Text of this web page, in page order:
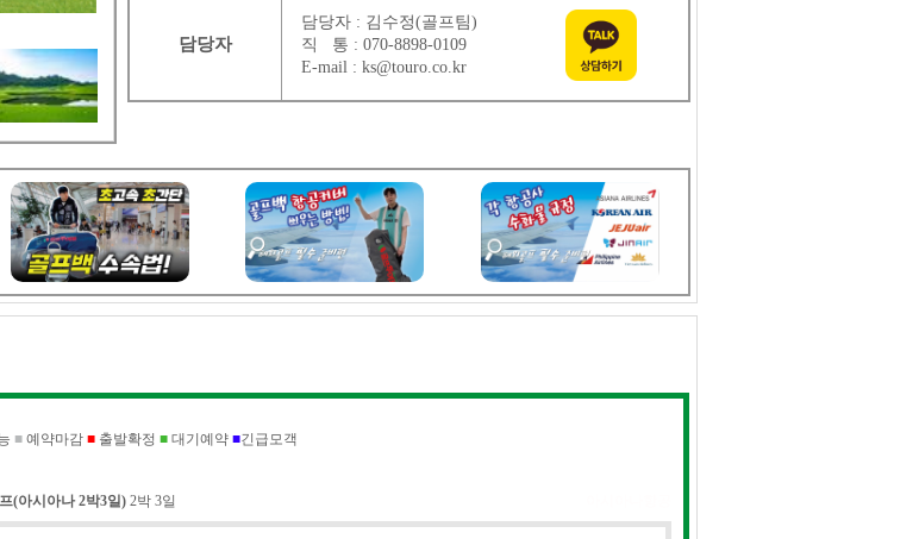
담당자
담당자 : 김수정(골프팀)
직 통 : 070-8898-0109
E-mail : ks@touro.co.kr
■예약마감 ■출발확정 ■대기예약 ■긴급모객
(아시아나 2박3일) 2박 3일